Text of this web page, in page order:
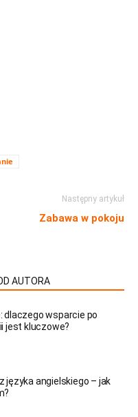
Następny artykuł
Zabawa w pokoju
AUTORA
wsparcie po
jest kluczowe?
języka angielskiego – jak